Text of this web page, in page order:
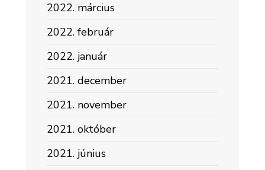
2022. március
2022. február
2022. január
2021. december
2021. november
2021. október
2021. június